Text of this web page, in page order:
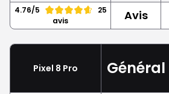
4.76/5
25
avis
Avis
Pixel 8 Pro Général